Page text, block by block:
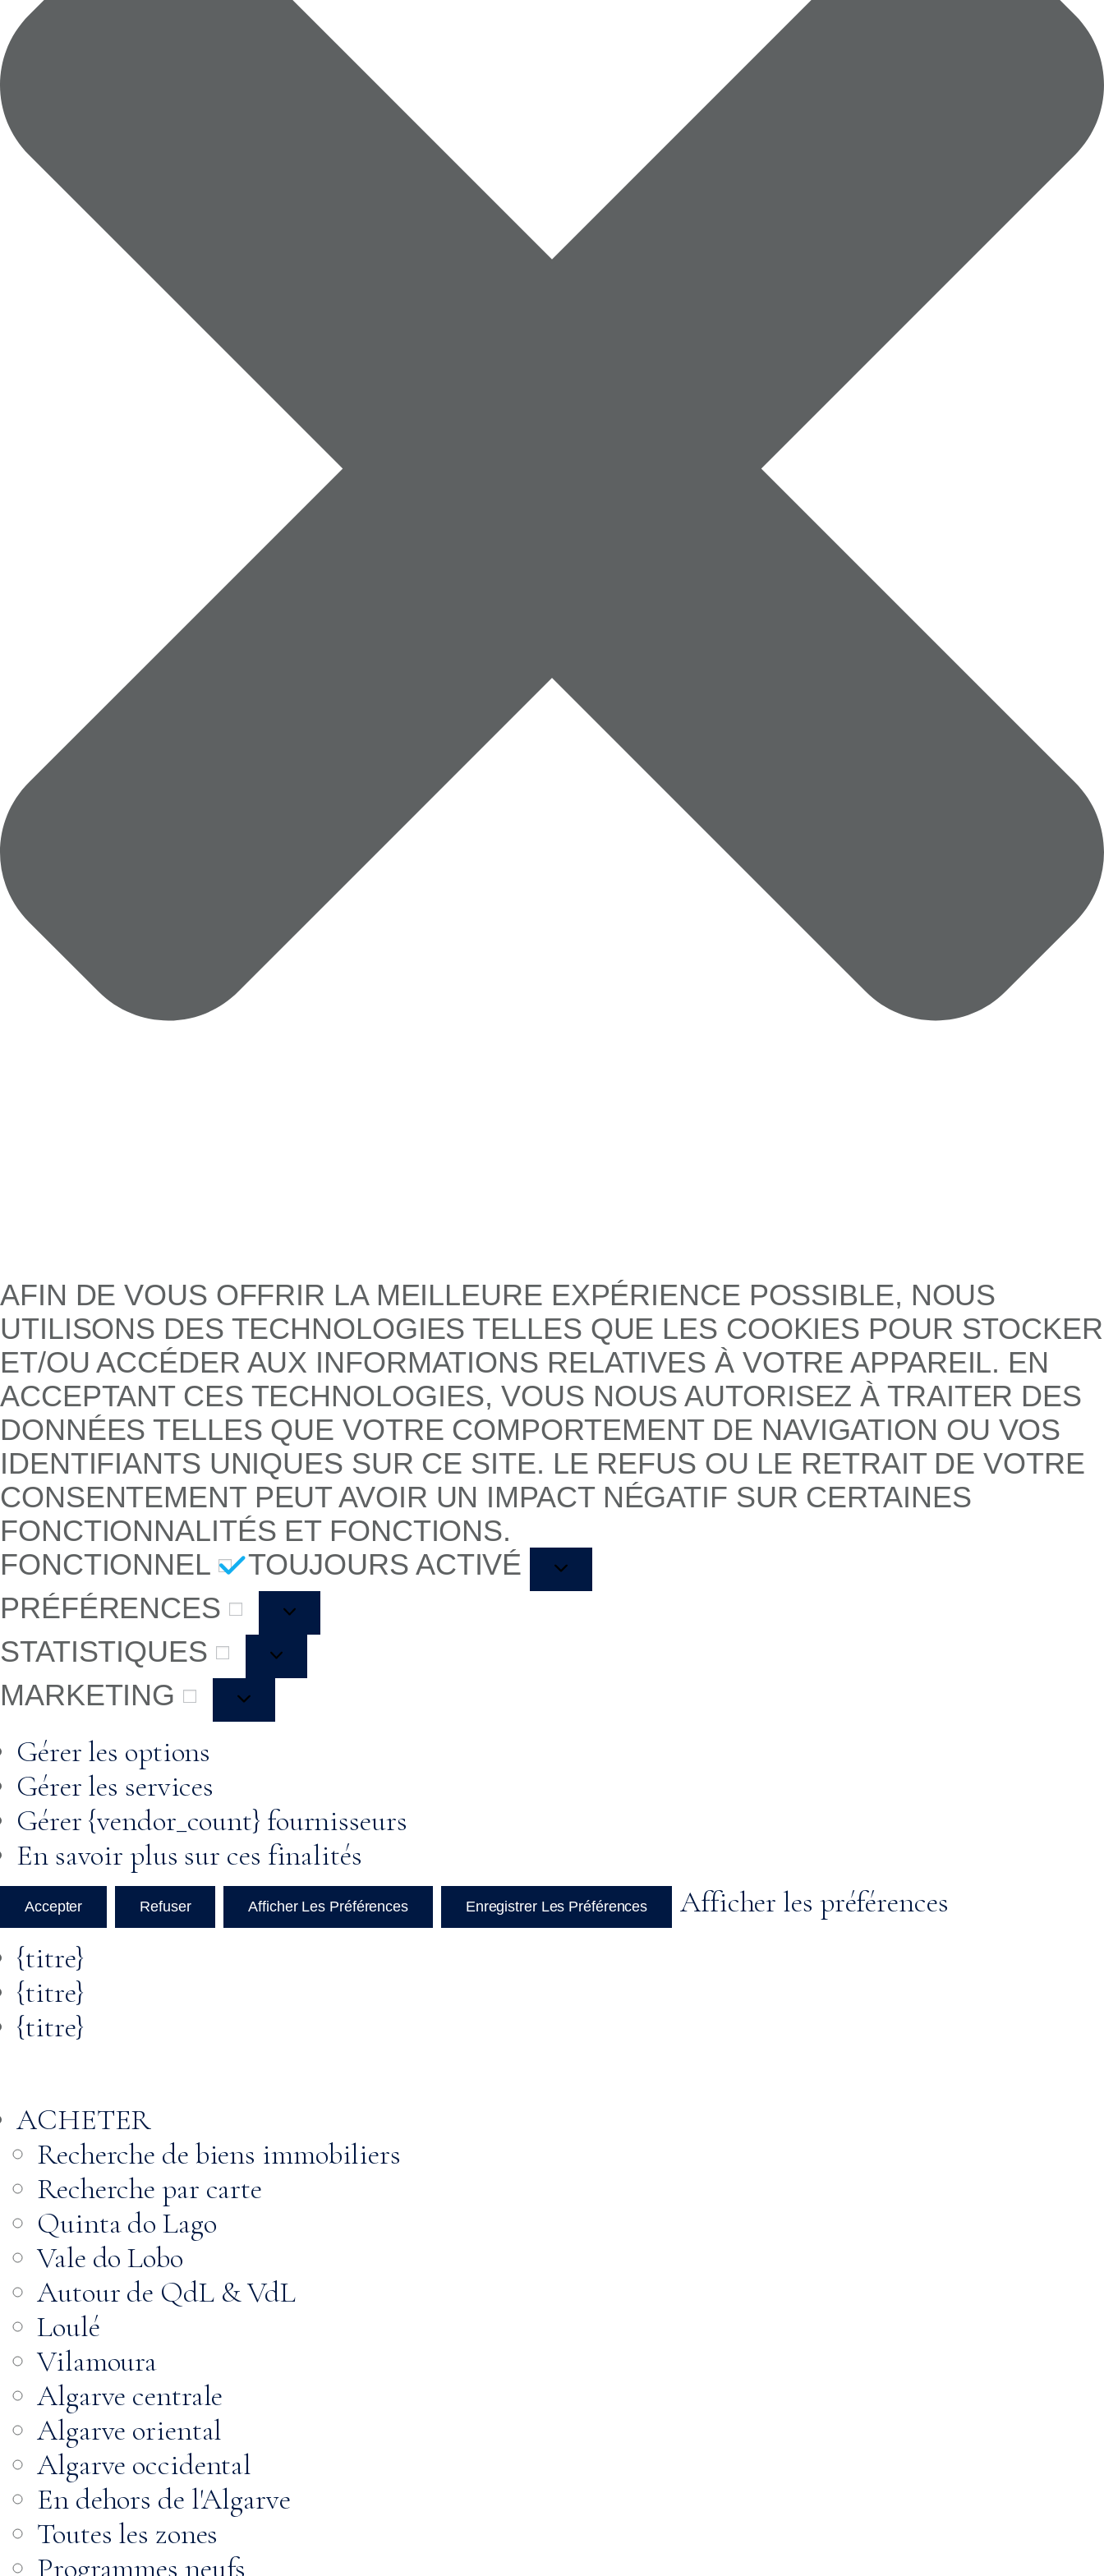
AFIN DE VOUS OFFRIR LA MEILLEURE EXPÉRIENCE POSSIBLE, NOUS
UTILISONS DES TECHNOLOGIES TELLES QUE LES COOKIES POUR STOCKER
ET/OU ACCÉDER AUX INFORMATIONS RELATIVES À VOTRE APPAREIL. EN
ACCEPTANT CES TECHNOLOGIES, VOUS NOUS AUTORISEZ À TRAITER DES
DONNÉES TELLES QUE VOTRE COMPORTEMENT DE NAVIGATION OU VOS
IDENTIFIANTS UNIQUES SUR CE SITE. LE REFUS OU LE RETRAIT DE VOTRE
CONSENTEMENT PEUT AVOIR UN IMPACT NÉGATIF SUR CERTAINES
FONCTIONNALITÉS ET FONCTIONS.
FONCTIONNEL
TOUJOURS ACTIVÉ
PRÉFÉRENCES
STATISTIQUES
MARKETING
Gérer les options
Gérer les services
Gérer {vendor_count} fournisseurs
En savoir plus sur ces finalités
Accepter Refuser Afficher Les Préférences Enregistrer Les Préférences
Afficher les préférences
{titre}
{titre}
{titre}
ACHETER
Recherche de biens immobiliers
Recherche par carte
Quinta do Lago
Vale do Lobo
Autour de QdL & VdL
Loulé
Vilamoura
Algarve centrale
Algarve oriental
Algarve occidental
En dehors de l'Algarve
Toutes les zones
Programmes neufs